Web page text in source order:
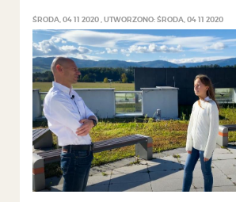
ŚRODA, 04 11 2020 UTWORZONO: ŚRODA, 04 11 2020